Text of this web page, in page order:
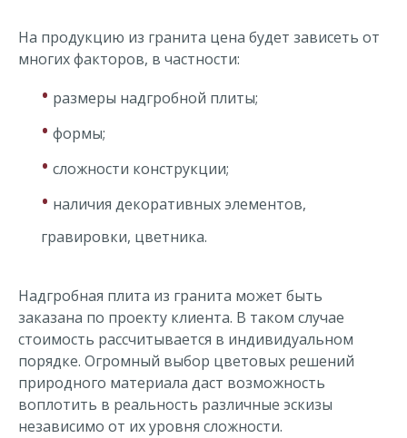
На продукцию из гранита цена будет зависеть от
многих факторов, в частности:
• размеры надгробной плиты;
• формы;
• сложности конструкции;
• наличия декоративных элементов,
гравировки, цветника.
Надгробная плита из гранита может быть
заказана по проекту клиента. В таком случае
стоимость рассчитывается в индивидуальном
порядке. Огромный выбор цветовых решений
природного материала даст возможность
воплотить в реальность различные эскизы
независимо от их уровня сложности.